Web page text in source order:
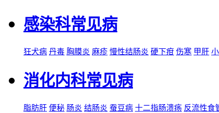
感染科常见病
狂犬病 丹毒 胸膜炎 麻疹 慢性结肠炎 硬下疳 伤寒 甲肝
消化内科常见病
脂肪肝 便秘 肠炎 结肠炎 蚕豆病 十二指肠溃疡 反流性食